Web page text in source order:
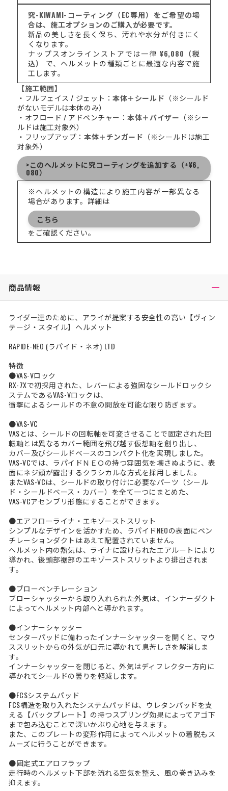
究-KIWAMI-コーティング（EC専用）をご希望の場
合は、施工オプションのご購入が必要です。
新品の美しさを長く保ち、汚れや水分が付きにく
くなります。
ナップスオンラインストアでは一律¥6,080（税
込）
で、ヘルメットの種類ごとに最適な内容で施
工します。
【施工範囲】
・フルフェイス / ジェット：本体＋シールド （※シールド
がないモデルは本体のみ）
・オフロード / アドベンチャー：本体＋バイザー （※シー
ルドは施工対象外）
・フリップアップ： 本体＋チンガード （※シールドは施工
対象外）
>このヘルメットに究コーティングを追加する（+¥6,
080）
※ヘルメットの構造により施工内容が一部異なる
場合があります。詳細は
こちら
をご確認ください。
商品情報
ライダー達のために、アライが提案する安全性の高い【ヴィン
テージ・スタイル】ヘルメット
RAPIDE-NEO (ラパイド・ネオ) LTD
特徴
●VAS-Vロック
RX-7Xで初採用された、レバーによる強固なシールドロックシ
ステムであるVAS-Vロックは、
衝撃によるシールドの不意の開放を可能な限り防ぎます。
●VAS-VC
VASとは、シールドの回転軸を可変させることで固定された回
転軸とは異なるカバー範囲を飛び越す仮想軸を創り出し、
カバー及びシールドベースのコンパクト化を実現しました。
VAS-VCでは、ラパイドＮＥＯの持つ雰囲気を壊さぬように、表
面にネジ頭が露出するクラシカルな方式を採用しました。
またVAS-VCは、シールドの取り付けに必要なパーツ（シール
ド・シールドベース・カバー）を全て一つにまとめた、
VAS-VCアセンブリ形態にすることができます。
●エアフローライナ・エキゾーストスリット
シンプルなデザインを活かすため、ラパイドNEOの表面にベン
チレーションダクトはあえて配置されていません。
ヘルメット内の熱気は、ライナに設けられたエアルートにより
導かれ、後頭部裾部のエキゾーストスリットより排出されま
す。
●ブローベンチレーション
ブローシャッターから取り入れられた外気は、インナーダクト
によってヘルメット内部へと導かれます。
●インナーシャッター
センターパッドに備わったインナーシャッターを開くと、マウ
ススリットからの外気が口元に導かれて息苦しさを解消しま
す。
インナーシャッターを閉じると、外気はディフレクター方向に
導かれてシールドの曇りを軽減します。
●FCSシステムパッド
FCS構造を取り入れたシステムパッドは、ウレタンパッドを支
える【バックプレート】の持つスプリング効果によってアゴ下
まで包み込むことで深いかぶり心地を与えます。
また、このプレートの変形作用によってヘルメットの着脱もス
ムーズに行うことができます。
●固定式エアロフラップ
走行時のヘルメット下部を流れる空気を整え、風の巻き込みを
抑えます。